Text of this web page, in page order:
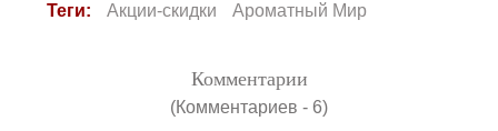
Теги: Акции-скидки Ароматный Мир
Комментарии
(Комментариев - 6)